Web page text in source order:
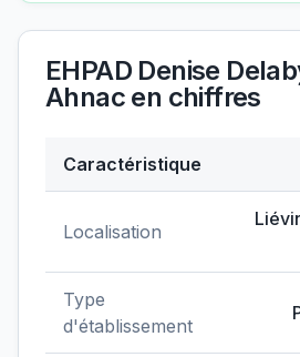
EHPAD Denise
Ahnac en chiffres
Caractéristique
Localisation
Type
d'établissement